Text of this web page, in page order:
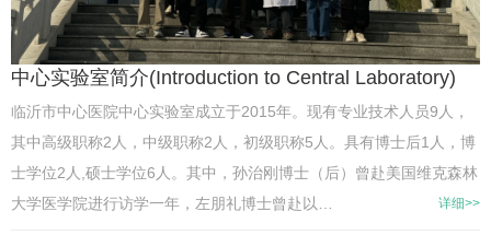
中心实验室简介(Introduction to Central Laboratory)
临沂市中心医院中心实验室成立于2015年。现有专业技术人员9人，
其中高级职称2人，中级职称2人，初级职称5人。具有博士后1人，博
士学位2人,硕士学位6人。其中，孙治刚博士（后）曾赴美国维克森林
大学医学院进行访学一年，左朋礼博士曾赴以…
详细>>